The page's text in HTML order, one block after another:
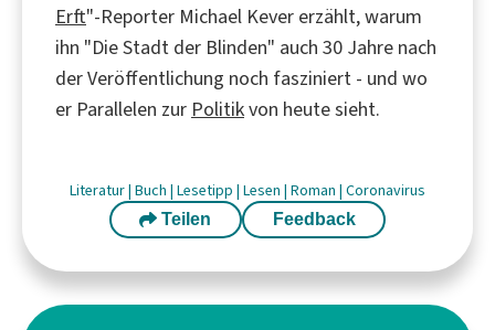
Erft"-Reporter Michael Kever erzählt, warum
ihn "Die Stadt der Blinden" auch 30 Jahre nach
der Veröffentlichung noch fasziniert - und wo
er Parallelen zur Politikvon heute sieht.
Literatur| Buch | Lesetipp | Lesen | Roman | Coronavirus
Teilen Feedback